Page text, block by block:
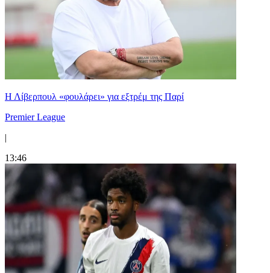
Η Λίβερπουλ «φουλάρει» για εξτρέμ της Παρί
Premier League
|
13:46